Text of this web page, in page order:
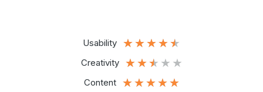
Usability ★★★★★
Creativity ★★★ ★ ★
Content ★★★★★